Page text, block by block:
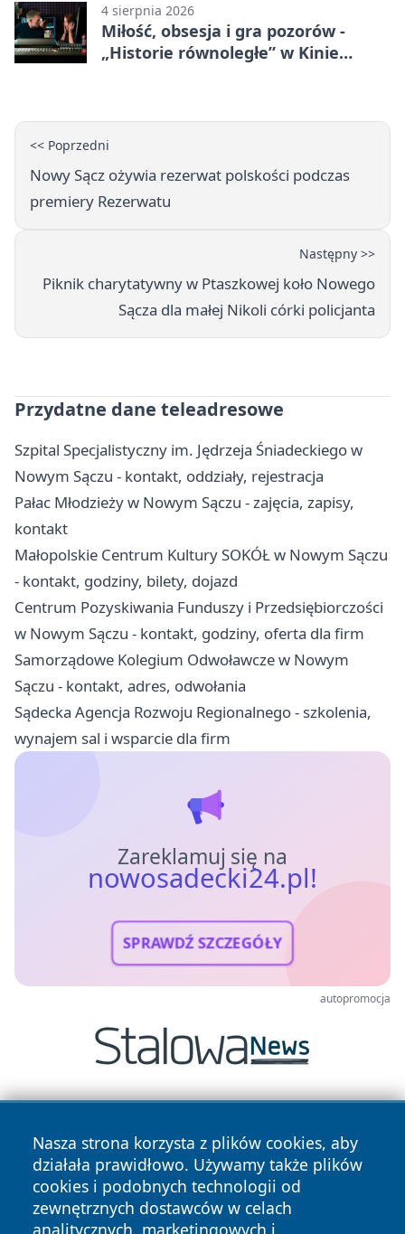
4 sierpnia 2026
Miłość, obsesja i gra pozorów -
„Historie równoległe” w Kinie
<< Poprzedni
Nowy Sącz ożywia rezerwat polskości podczas
premiery Rezerwatu
Następny >>
Piknik charytatywny w Ptaszkowej koło Nowego
Sącza dla małej Nikoli córki policjanta
Przydatne dane teleadresowe
Szpital Specjalistyczny im. Jędrzeja Śniadeckiego w
Nowym Sączu - kontakt, oddziały, rejestracja
Pałac Młodzieży w Nowym Sączu - zajęcia, zapisy,
kontakt
Małopolskie Centrum Kultury SOKÓŁ w Nowym Sączu
- kontakt, godziny, bilety, dojazd
Centrum Pozyskiwania Funduszy i Przedsiębiorczości
w Nowym Sączu - kontakt, godziny, oferta dla firm
Samorządowe Kolegium Odwoławcze w Nowym
Sączu - kontakt, adres, odwołania
Sądecka Agencja Rozwoju Regionalnego - szkolenia,
wynajem sal i wsparcie dla firm
Zareklamuj się na
nowosadecki24.pl!
SPRAWDŹ SZCZEGÓŁY
autopromocja
Nasza strona korzysta z plików cookies, aby
działała prawidłowo. Używamy także plików
cookies i podobnych technologii od
zewnętrznych dostawców w celach
analitycznych, marketingowych i
Copyright © 2026 nowosadecki24.pl Wszystkie prawa